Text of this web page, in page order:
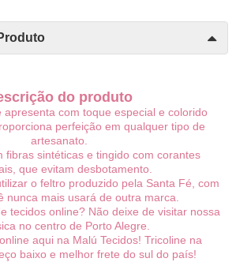
do produto
apresenta com toque especial e colorido
perfeição em qualquer tipo de
artesanato.
fibras sintéticas e tingido com corantes
que evitam desbotamento.
o feltro produzido pela Santa Fé, com
nunca mais usará de outra marca.
tecidos online? Não deixe de visitar nossa
no centro de Porto Alegre.
aqui na Malú Tecidos! Tricoline na
baixo e melhor frete do sul do país!